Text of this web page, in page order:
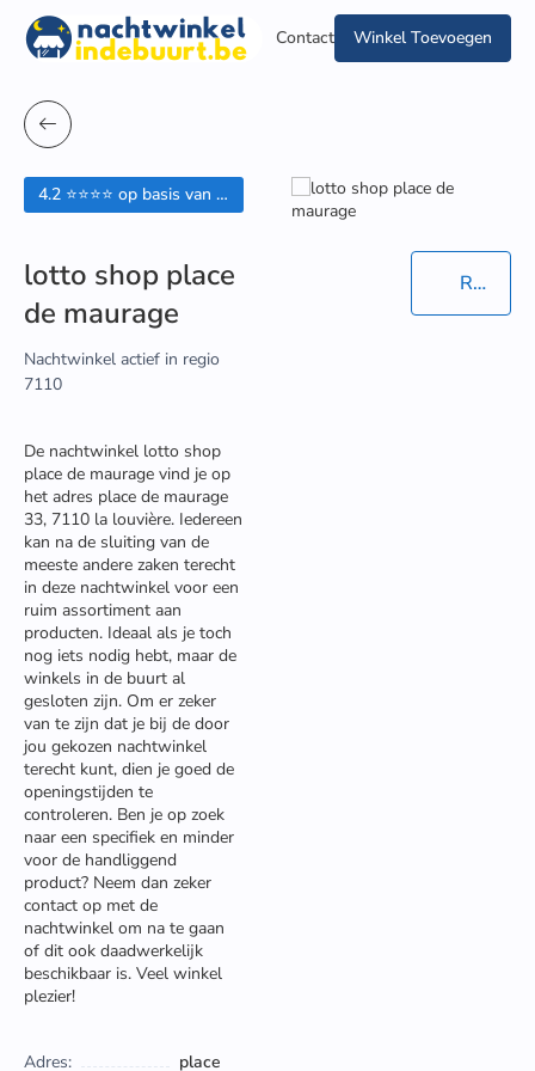
Contact Winkel Toevoegen
Routebeschrijving in Google Maps
4.2 ⭐⭐⭐⭐ op basis van 15 beoordelingen
lotto shop place
de maurage
Nachtwinkel actief in regio
7110
De nachtwinkel lotto shop
place de maurage vind je op
het adres place de maurage
33, 7110 la louvière. Iedereen
kan na de sluiting van de
meeste andere zaken terecht
in deze nachtwinkel voor een
ruim assortiment aan
producten. Ideaal als je toch
nog iets nodig hebt, maar de
winkels in de buurt al
gesloten zijn. Om er zeker
van te zijn dat je bij de door
jou gekozen nachtwinkel
terecht kunt, dien je goed de
openingstijden te
controleren. Ben je op zoek
naar een specifiek en minder
voor de handliggend
product? Neem dan zeker
contact op met de
nachtwinkel om na te gaan
of dit ook daadwerkelijk
beschikbaar is. Veel winkel
plezier!
Adres:
place